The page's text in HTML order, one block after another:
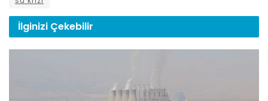
İlginizi Çekebilir